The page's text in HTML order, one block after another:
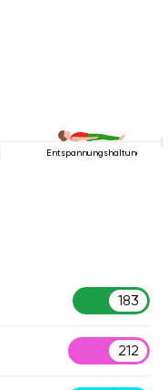
Entspannungshaltung
183
212